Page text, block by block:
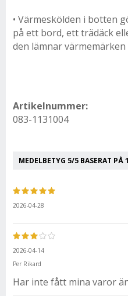
• Värmeskölden i botten
på ett bord, ett trädäck
den lämnar
Artikelnummer:
083-1131004
MEDELBETYG 5/5 BASERAT PÅ
2026-04-28
2026-04-14
Per Rikard
Har inte fått mina varor